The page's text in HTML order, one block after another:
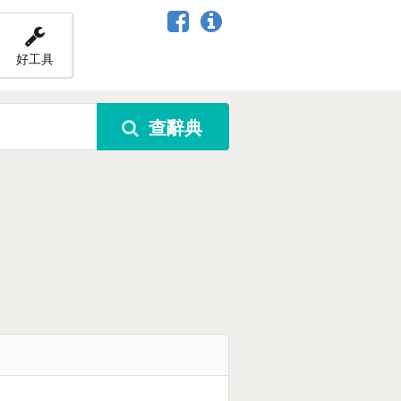
好工具
查辭典